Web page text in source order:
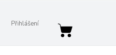
Přihlášení
Nákupní